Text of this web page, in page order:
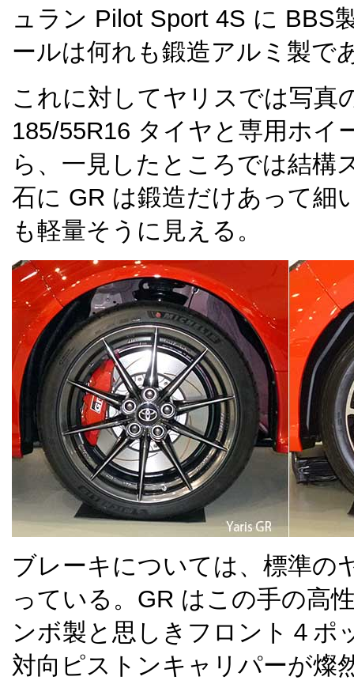
ュラン Pilot Sport 4S に BBS
ールは何れも鍛造アルミ製で
これに対してヤリスでは写真
185/55R16 タイヤと専用ホイ
ら、一見したところでは結構
石に GR は鍛造だけあって細
も軽量そうに見える。
ブレーキについては、標準の
っている。GR はこの手の高
ンボ製と思しきフロント４ポ
対向ピストンキャリパーが燦